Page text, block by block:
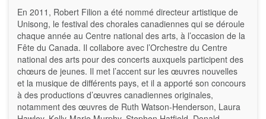
En 2011, Robert Filion a été nommé directeur artistique de
Unisong, le festival des chorales canadiennes qui se déroule
chaque année au Centre national des arts, à l’occasion de la
Fête du Canada. Il collabore avec l’Orchestre du Centre
national des arts pour des concerts auxquels participent des
chœurs de jeunes. Il met l’accent sur les œuvres nouvelles
et la musique de différents pays, et il a apporté son concours
à des productions d’œuvres canadiennes originales,
notamment des œuvres de Ruth Watson-Henderson, Laura